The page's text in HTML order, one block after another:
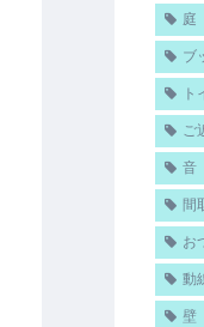
庭
ブ
ト
ご
音
間
お
動
壁